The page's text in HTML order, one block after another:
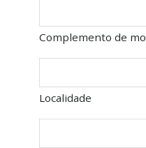
Complemento de
Localidade